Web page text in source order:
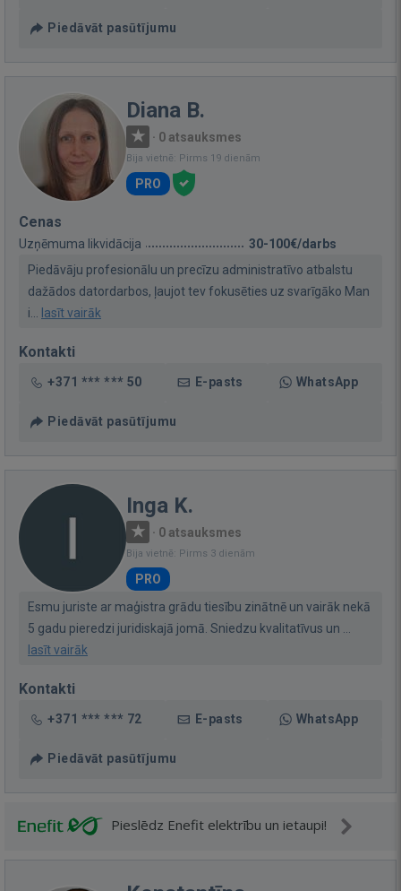
Piedāvāt pasūtījumu
Diana B.
· 0 atsauksmes
Bija vietnē: Pirms 19 dienām
PRO
Cenas
Uzņēmuma likvidācija
30-100€/darbs
Piedāvāju profesionālu un precīzu administratīvo atbalstu
dažādos datordarbos, ļaujot tev fokusēties uz svarīgāko Man
i...
lasīt vairāk
Kontakti
+371 *** *** 50 E-pasts WhatsApp
Piedāvāt pasūtījumu
Inga K.
· 0 atsauksmes
Bija vietnē: Pirms 3 dienām
PRO
Esmu juriste ar maģistra grādu tiesību zinātnē un vairāk nekā
5 gadu pieredzi juridiskajā jomā. Sniedzu kvalitatīvus un ...
lasīt vairāk
Kontakti
+371 *** *** 72 E-pasts WhatsApp
Piedāvāt pasūtījumu
Pieslēdz Enefit elektrību un ietaupi!